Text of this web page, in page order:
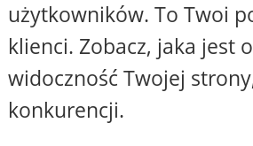
użytkowników. To Twoi
klienci. Zobacz, jaka jest
widoczność Twojej
konkurencji.